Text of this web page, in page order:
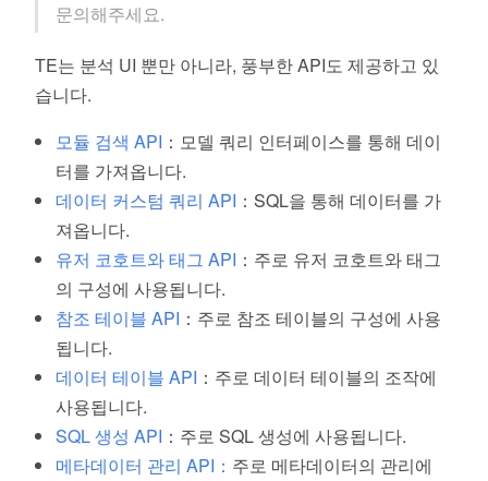
문의해주세요.
TE는 분석 UI 뿐만 아니라, 풍부한 API도 제공하고 있
습니다.
모듈 검색 API ：모델 쿼리 인터페이스를 통해 데이
터를 가져옵니다.
데이터 커스텀 쿼리 API ：SQL을 통해 데이터를 가
져옵니다.
유저 코호트와 태그 API ：주로 유저 코호트와 태그
의 구성에 사용됩니다.
참조 테이블 API ：주로 참조 테이블의 구성에 사용
됩니다.
데이터 테이블 API ：주로 데이터 테이블의 조작에
사용됩니다.
SQL 생성 API ：주로 SQL 생성에 사용됩니다.
메타데이터 관리 API： 주로 메타데이터의 관리에